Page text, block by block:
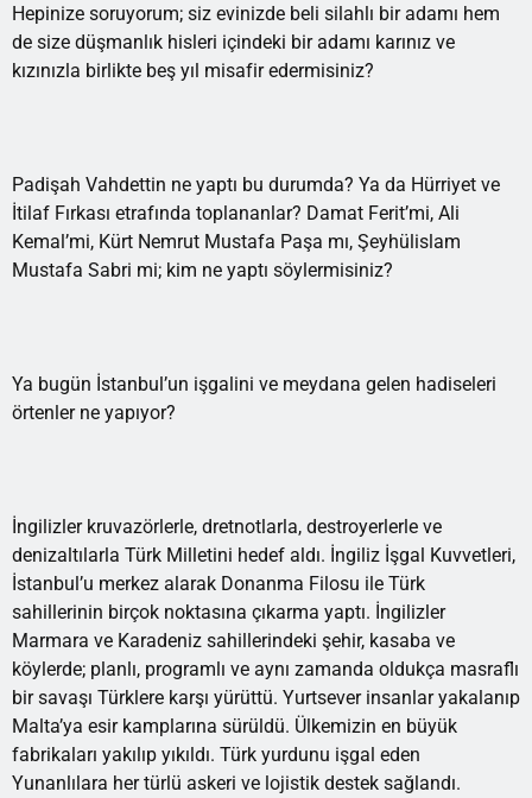
Hepinize soruyorum; siz evinizde beli silahlı bir adamı hem
de size düşmanlık hisleri içindeki bir adamı karınız ve
kızınızla birlikte beş yıl misafir edermisiniz?
Padişah Vahdettin ne yaptı bu durumda? Ya da Hürriyet ve
İtilaf Fırkası etrafında toplananlar? Damat Ferit’mi, Ali
Kemal’mi, Kürt Nemrut Mustafa Paşa mı, Şeyhülislam
Mustafa Sabri mi; kim ne yaptı söylermisiniz?
Ya bugün İstanbul’un işgalini ve meydana gelen hadiseleri
örtenler ne yapıyor?
İngilizler kruvazörlerle, dretnotlarla, destroyerlerle ve
denizaltılarla Türk Milletini hedef aldı. İngiliz İşgal Kuvvetleri,
İstanbul’u merkez alarak Donanma Filosu ile Türk
sahillerinin birçok noktasına çıkarma yaptı. İngilizler
Marmara ve Karadeniz sahillerindeki şehir, kasaba ve
köylerde; planlı, programlı ve aynı zamanda oldukça masraflı
bir savaşı Türklere karşı yürüttü. Yurtsever insanlar yakalanıp
Malta’ya esir kamplarına sürüldü. Ülkemizin en büyük
fabrikaları yakılıp yıkıldı. Türk yurdunu işgal eden
Yunanlılara her türlü askeri ve lojistik destek sağlandı.